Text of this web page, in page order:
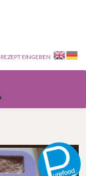
REZEPT EINGEBEN